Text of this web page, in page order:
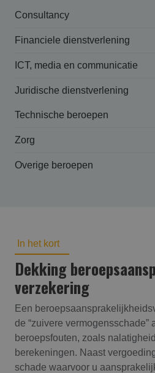
Consultancy
Financiele dienstverlening
ICT, media en communicatie
Juridische dienstverlening
Technische beroepen
Zorg
Overige beroepen
In het kort
Dekking
verzekering
Een
de “zuivere vermogensschade”
beroepsfouten, zoals
berekeningen. Naast
schade waarvoor u